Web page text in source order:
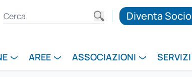
Diventa Socio
AREE ASSOCIAZIONI SERVIZI